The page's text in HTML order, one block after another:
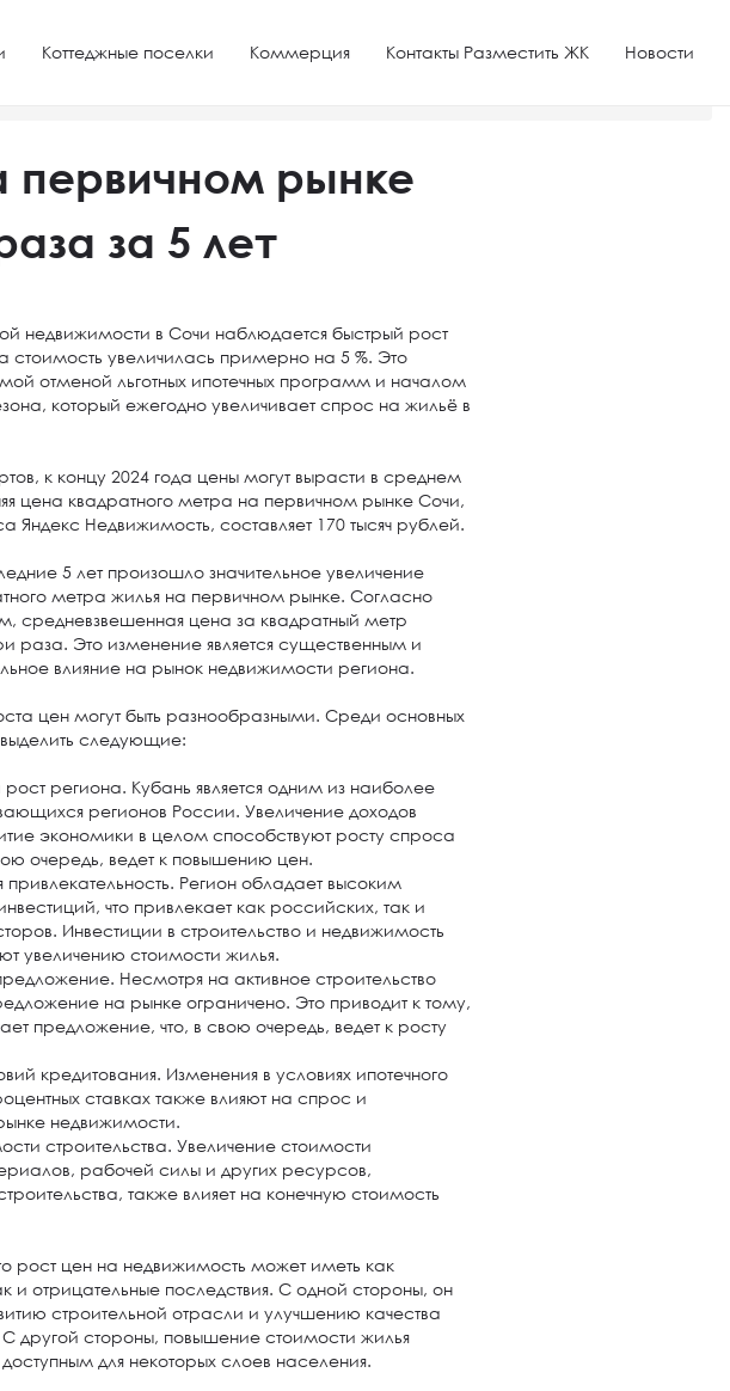
Коттеджные поселки Коммерция Контакты Разместить ЖК Новости
первичном рынке
за 5 лет
недвижимости в Сочи наблюдается быстрый рост
стоимость увеличилась примерно на 5 %. Это
отменой льготных ипотечных программ и началом
который ежегодно увеличивает спрос на жильё в
к концу 2024 года цены могут вырасти в среднем
цена квадратного метра на первичном рынке Сочи,
Яндекс Недвижимость, составляет 170 тысяч рублей.
5 лет произошло значительное увеличение
метра жилья на первичном рынке. Согласно
средневзвешенная цена за квадратный метр
раза. Это изменение является существенным и
влияние на рынок недвижимости региона.
цен могут быть разнообразными. Среди основных
следующие:
региона. Кубань является одним из наиболее
регионов России. Увеличение доходов
экономики в целом способствуют росту спроса
очередь, ведет к повышению цен.
привлекательность. Регион обладает высоким
что привлекает как российских, так и
Инвестиции в строительство и недвижимость
увеличению стоимости жилья.
Несмотря на активное строительство
на рынке ограничено. Это приводит к тому,
предложение, что, в свою очередь, ведет к росту
кредитования. Изменения в условиях ипотечного
ставках также влияют на спрос и
недвижимости.
строительства. Увеличение стоимости
рабочей силы и других ресурсов,
также влияет на конечную стоимость
рост цен на недвижимость может иметь как
и отрицательные последствия. С одной стороны, он
строительной отрасли и улучшению качества
другой стороны, повышение стоимости жилья
для некоторых слоев населения.